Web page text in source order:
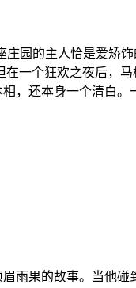
园的主人恰是爱矫
一个狂欢之夜后，
，还本身一个清白。
雨果的故事。当他